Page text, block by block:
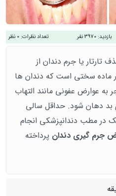
بازدید: 3970 نفر تعداد نظرات: 0 نظر
تارتار یا جرم دندان از
ماده سختی است که دندان ها
به عوارض عفونی مانند التهاب
بد دهان شود. حداقل سالی
در مطب دندانپزشکی انجام
جرم گیری دندان پرداخته